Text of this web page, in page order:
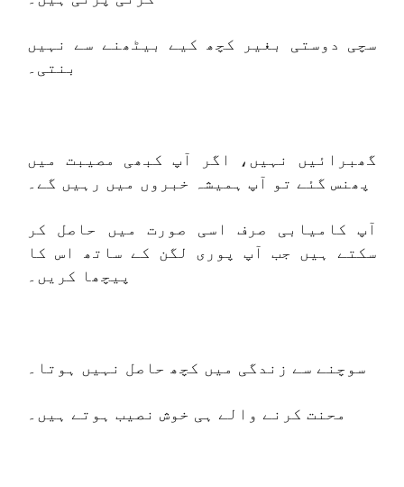
سچی دوستی بغیر کچھ کیے بیٹھنے سے نہیں
بنتی۔
گھبرائیں نہیں، اگر آپ کبھی مصیبت میں
پھنس گئے تو آپ ہمیشہ خبروں میں رہیں گے۔
آپ کامیابی صرف اسی صورت میں حاصل کر
سکتے ہیں جب آپ پوری لگن کے ساتھ اس کا
پیچھا کریں۔
سوچنے سے زندگی میں کچھ حاصل نہیں ہوتا۔
محنت کرنے والے ہی خوش نصیب ہوتے ہیں۔